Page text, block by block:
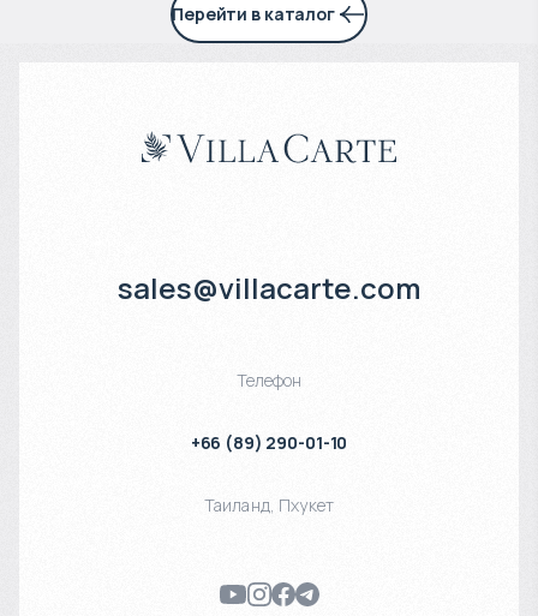
Перейти в каталог
sales@villacarte.com
Телефон
+66 (89) 290-01-10
Таиланд, Пхукет